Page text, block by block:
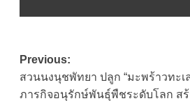
Post
navigation
Previous:
สวนนงนุชพัทยา ปลูก “มะพร้าวทะเ
ภารกิจอนุรักษ์พันธุ์พืชระดับโลก ส